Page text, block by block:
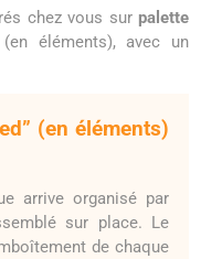
chez vous sur palette
(en éléments), avec un
(en éléments)
arrive organisé par
sur place. Le
de chaque